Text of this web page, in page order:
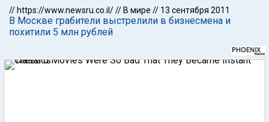
// https://www.newsru.co.il/// В мире // 13 сентября 2011
В Москве грабители выстрелили в бизнесмена и
похитили 5 млн рублей